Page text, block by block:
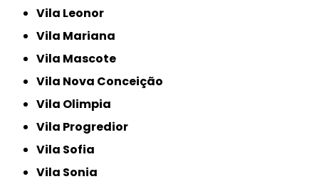
Vila Leonor
Vila Mariana
Vila Mascote
Vila Nova Conceição
Vila Olimpia
Vila Progredior
Vila Sofia
Vila Sonia